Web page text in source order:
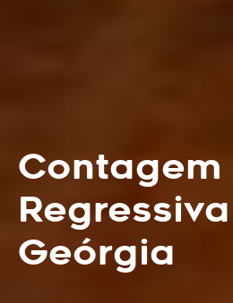
Contagem
Geórgia